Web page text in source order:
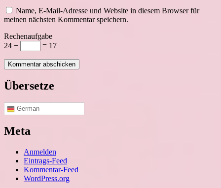
Name, E-Mail-Adresse und Website in diesem Browser für
meinen nächsten Kommentar speichern.
Rechenaufgabe
24 −
= 17
Übersetze
German
Meta
Anmelden
Eintrags-Feed
Kommentar-Feed
WordPress.org